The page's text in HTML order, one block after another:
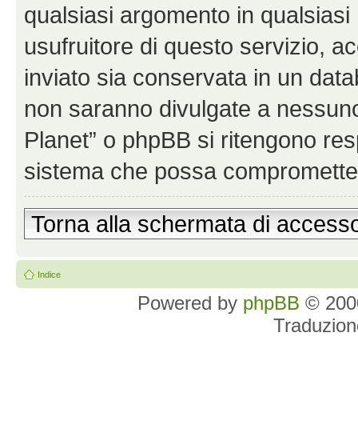
qualsiasi argomento in
usufruitore di questo servizio,
inviato sia conservata in un
non saranno divulgate a
Planet” o phpBB si ritengono
sistema che possa
Torna alla schermata di
Indice
Powered by phpBB ©